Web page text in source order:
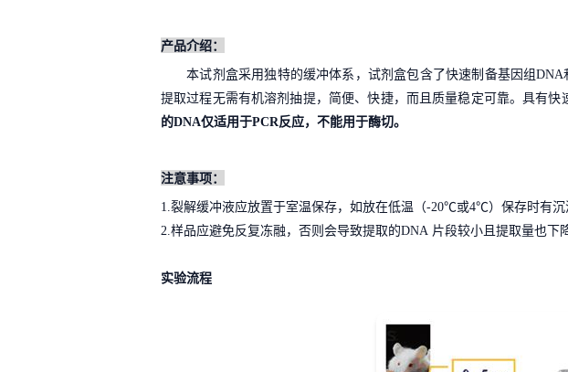
产品介绍：
本试剂盒采用独特的缓冲体系，试剂盒包含了快速制备基因组DNA
提取过程无需有机溶剂抽提，简便、快捷，而且质量稳定可靠。具有快
的DNA仅适用于PCR反应，不能用于酶切。
注意事项：
1.裂解缓冲液应放置于室温保存，如放在低温（-20℃或4℃）保存时有
2.样品应避免反复冻融，否则会导致提取的DNA 片段较小且提取量也下
实验流程